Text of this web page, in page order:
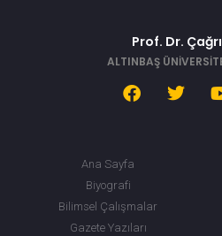
Prof. Dr. Çağrı
ALTINBAŞ
Ana Sayfa
Biyografi
Bilimsel Çalışmalar
Gazete Yazıları